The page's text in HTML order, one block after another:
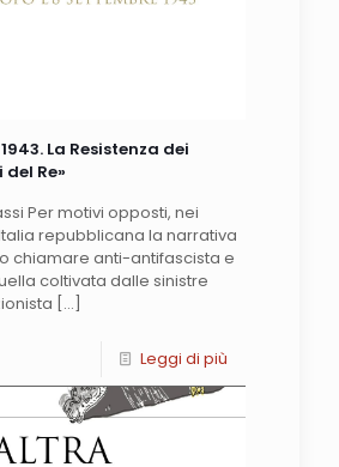
La Resistenza dei
Re»
Per motivi opposti, nei
repubblicana la narrativa
chiamare anti-antifascista e
coltivata dalle sinistre
[…]
Leggi di più